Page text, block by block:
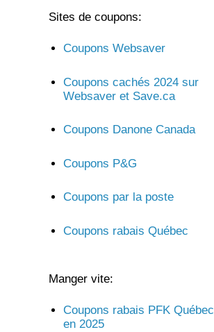
Sites de coupons:
Coupons Websaver
Coupons cachés 2024 sur
Websaver et Save.ca
Coupons Danone Canada
Coupons P&G
Coupons par la poste
Coupons rabais Québec
Manger vite:
Coupons rabais PFK Québec
en 2025